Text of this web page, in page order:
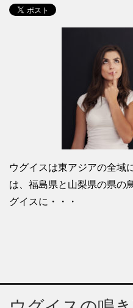
ウグイスは東アジアの全域
は、福島県と山梨県の県の
グイスに・・・